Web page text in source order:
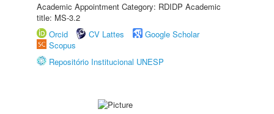
Academic Appointment Category: RDIDP Academic
title: MS-3.2
Orcid
CV Lattes
Google Scholar
Scopus
Repositório Institucional UNESP